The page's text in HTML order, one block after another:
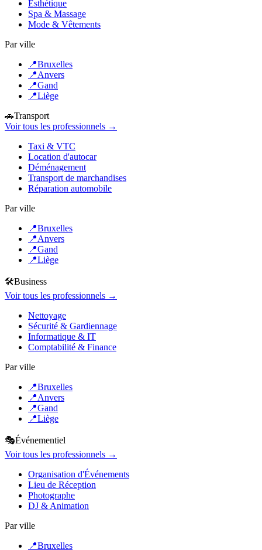
Esthétique
Spa & Massage
Mode & Vêtements
Par ville
📍Bruxelles
📍Anvers
📍Gand
📍Liège
🚗Transport
Voir tous les professionnels →
Taxi & VTC
Location d'autocar
Déménagement
Transport de marchandises
Réparation automobile
Par ville
📍Bruxelles
📍Anvers
📍Gand
📍Liège
🛠️Business
Voir tous les professionnels →
Nettoyage
Sécurité & Gardiennage
Informatique & IT
Comptabilité & Finance
Par ville
📍Bruxelles
📍Anvers
📍Gand
📍Liège
🎭Événementiel
Voir tous les professionnels →
Organisation d'Événements
Lieu de Réception
Photographe
DJ & Animation
Par ville
📍Bruxelles